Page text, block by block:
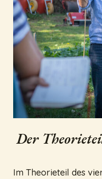
Der
Im Theorieteil des